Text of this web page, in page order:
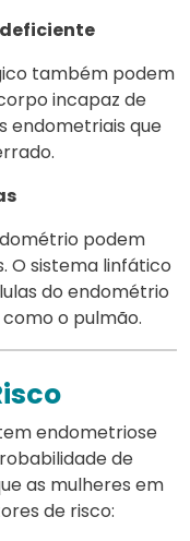
também podem
incapaz de
endometriais que
podem
O sistema linfático
do endométrio
o pulmão.
endometriose
de
as mulheres em
de risco: